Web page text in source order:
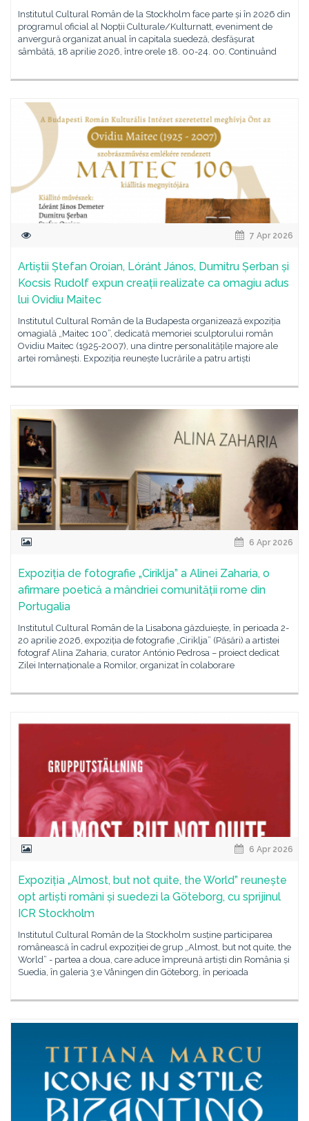
Institutul Cultural Român de la Stockholm face parte și în 2026 din
programul oficial al Nopții Culturale/Kulturnatt, eveniment de
anvergură organizat anual în capitala suedeză, desfășurat
sâmbătă, 18 aprilie 2026, între orele 18. 00-24. 00. Continuând
7 Apr 2026
Artiștii Ștefan Oroian, Lóránt János, Dumitru Șerban și
Kocsis Rudolf expun creații realizate ca omagiu adus
lui Ovidiu Maitec
Institutul Cultural Român de la Budapesta organizează expoziția
omagială „Maitec 100”, dedicată memoriei sculptorului român
Ovidiu Maitec (1925-2007), una dintre personalitățile majore ale
artei românești. Expoziția reunește lucrările a patru artiști
6 Apr 2026
Expoziția de fotografie „Ciriklja” a Alinei Zaharia, o
afirmare poetică a mândriei comunității rome din
Portugalia
Institutul Cultural Român de la Lisabona găzduiește, în perioada 2-
20 aprilie 2026, expoziția de fotografie „Ciriklja” (Păsări) a artistei
fotograf Alina Zaharia, curator António Pedrosa – proiect dedicat
Zilei Internaționale a Romilor, organizat în colaborare
6 Apr 2026
Expoziția „Almost, but not quite, the World” reunește
opt artiști români și suedezi la Göteborg, cu sprijinul
ICR Stockholm
Institutul Cultural Român de la Stockholm susține participarea
românească în cadrul expoziției de grup „Almost, but not quite, the
World” - partea a doua, care aduce împreună artiști din România și
Suedia, în galeria 3:e Våningen din Göteborg, în perioada